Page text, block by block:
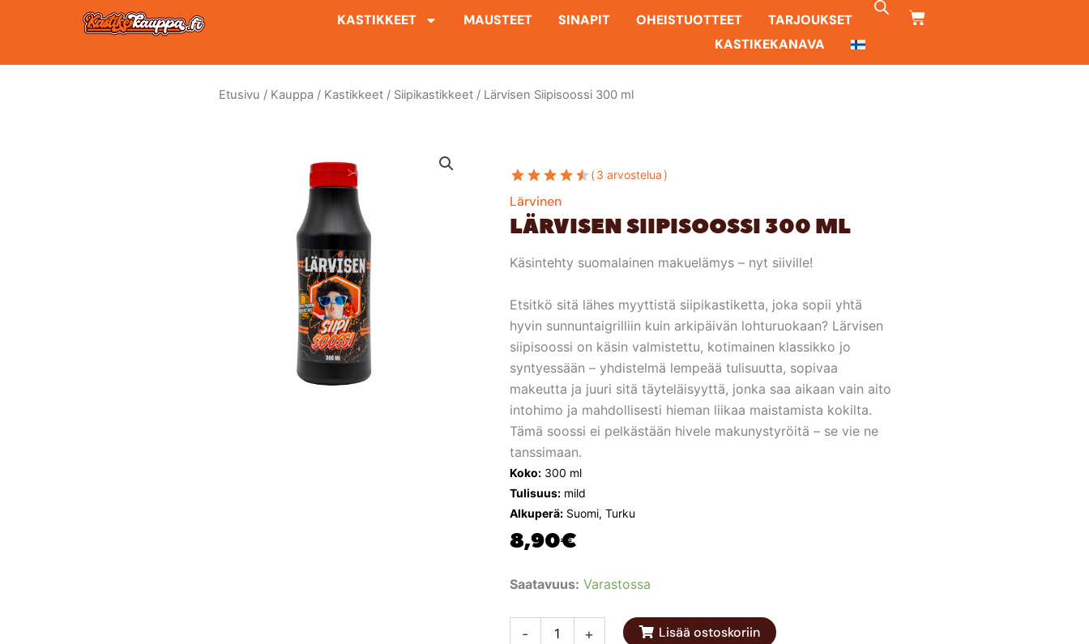
KASTIKKEET MAUSTEET SINAPIT OHEISTUOTTEET
TARJOUKSET
KASTIKEKANAVA
CART
Etusivu / Kauppa / Kastikkeet / Siipikastikkeet / Lärvisen Siipisoossi 300 ml
3 arvostelua
Lärvinen
LÄRVISEN SIIPISOOSSI 300 ML
Käsintehty suomalainen makuelämys – nyt siiville!
Etsitkö sitä lähes myyttistä siipikastiketta, joka sopii yhtä
hyvin sunnuntaigrilliin kuin arkipäivän lohturuokaan? Lärvisen
siipisoossi on käsin valmistettu, kotimainen klassikko jo
syntyessään – yhdistelmä lempeää tulisuutta, sopivaa
makeutta ja juuri sitä täyteläisyyttä, jonka saa aikaan vain aito
intohimo ja mahdollisesti hieman liikaa maistamista kokilta.
Tämä soossi ei pelkästään hivele makunystyröitä – se vie ne
tanssimaan.
Koko:300 ml
Tulisuus:mild
Alkuperä:Suomi, Turku
8,90€
Saatavuus: Varastossa
-
Lärvisen
+ Lisää ostoskoriin